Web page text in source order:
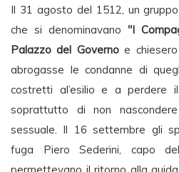
Il 31 agosto del 1512, un
che si denominavano "I
Palazzo del Governoe chiesero
abrogasse le condanne di
costretti al’esilio e a perdere
soprattutto di non
sessuale. Il 16 settembre gli
fuga Piero Sederini, capo